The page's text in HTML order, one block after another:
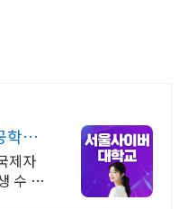
학과
제자
수 1